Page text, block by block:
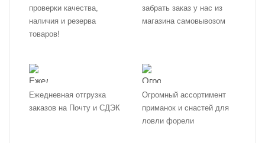
проверки качества,
наличия и резерва
товаров!
забрать заказ у нас из
магазина самовывозом
Ежедневная отгрузка
заказов на Почту и СДЭК
Огромный ассортимент
приманок и снастей для
ловли форели